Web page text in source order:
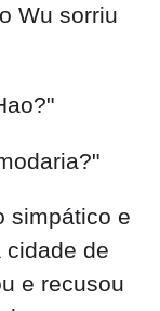
Wu sorriu
simpático e
cidade de
e recusou